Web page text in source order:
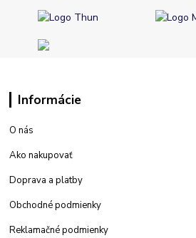
Informácie
O nás
Ako nakupovať
Doprava a platby
Obchodné podmienky
Reklamačné podmienky